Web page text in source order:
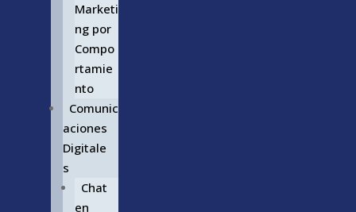
Marketi
ng por
Compo
rtamie
nto
Comunic
aciones
Digitale
s
Chat
en